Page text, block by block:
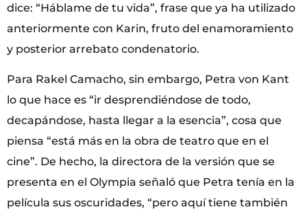
dice: “Háblame de tu vida”, frase que ya ha utilizado
anteriormente con Karin, fruto del enamoramiento
y posterior arrebato condenatorio.
Para Rakel Camacho, sin embargo, Petra von Kant
lo que hace es “ir desprendiéndose de todo,
decapándose, hasta llegar a la esencia”, cosa que
piensa “está más en la obra de teatro que en el
cine”. De hecho, la directora de la versión que se
presenta en el Olympia señaló que Petra tenía en la
película sus oscuridades, “pero aquí tiene también